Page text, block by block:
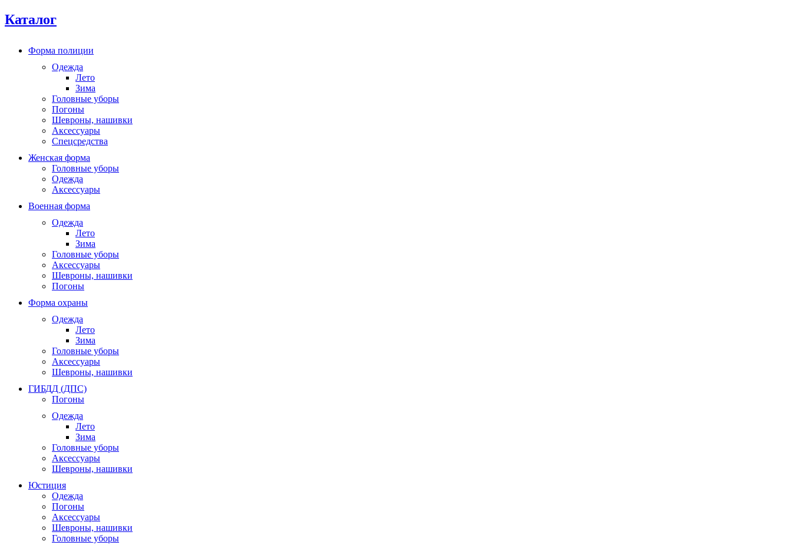
Каталог
Форма полиции
Одежда
Лето
Зима
Головные уборы
Погоны
Шевроны, нашивки
Аксессуары
Спецсредства
Женская форма
Головные уборы
Одежда
Аксессуары
Военная форма
Одежда
Лето
Зима
Головные уборы
Аксессуары
Шевроны, нашивки
Погоны
Форма охраны
Одежда
Лето
Зима
Головные уборы
Аксессуары
Шевроны, нашивки
ГИБДД (ДПС)
Погоны
Одежда
Лето
Зима
Головные уборы
Аксессуары
Шевроны, нашивки
Юстиция
Одежда
Погоны
Аксессуары
Шевроны, нашивки
Головные уборы